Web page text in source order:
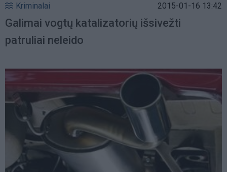
Kriminalai 2015-01-16 13:42
Galimai vogtų katalizatorių išsivežti
patruliai neleido